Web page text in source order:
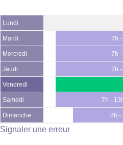
Lundi
Mardi 7h -
Mercredi 7h -
Jeudi 7h -
Vendredi
Samedi 7h -
Dimanche 8h -
Signaler une erreur